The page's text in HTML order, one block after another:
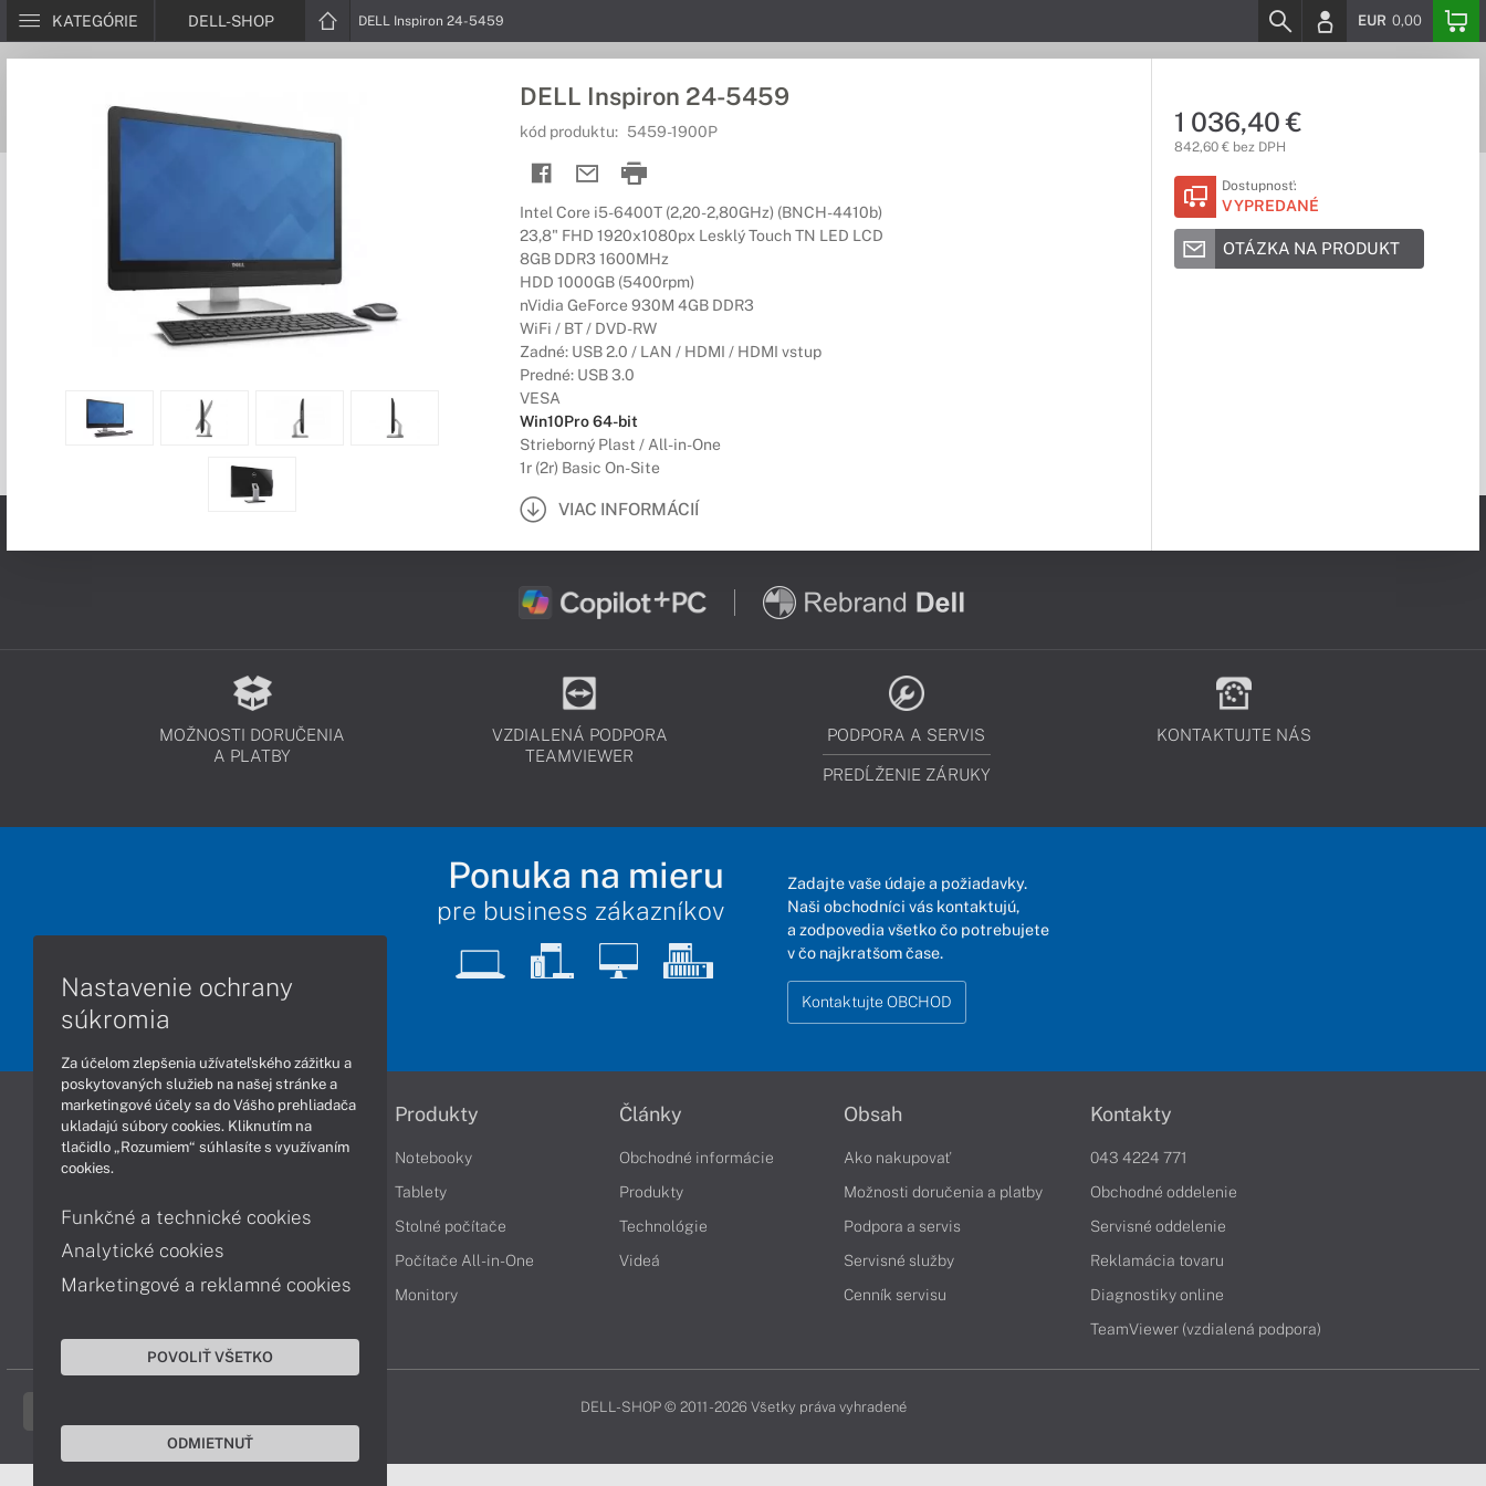
KATEGÓRIE DELL-SHOP DELL Inspiron 24-5459 EUR 0,00
DELL Inspiron 24-5459
kód produktu: 5459-1900P
Intel Core i5-6400T (2,20-2,80GHz) (BNCH-4410b)
23,8" FHD 1920x1080px Lesklý Touch TN LED LCD
8GB DDR3 1600MHz
HDD 1000GB (5400rpm)
nVidia GeForce 930M 4GB DDR3
WiFi / BT / DVD-RW
Zadné: USB 2.0 / LAN / HDMI / HDMI vstup
Predné: USB 3.0
VESA
Win10Pro 64-bit
Strieborný Plast / All-in-One
1r (2r) Basic On-Site
VIAC INFORMÁCIÍ
1 036,40 €
842,60 € bez DPH
Dostupnosť:
VYPREDANÉ
OTÁZKA NA PRODUKT
MOŽNOSTI DORUČENIA
A PLATBY
VZDIALENÁ PODPORA
TEAMVIEWER
PODPORA A SERVIS
PREDĹŽENIE ZÁRUKY
KONTAKTUJTE NÁS
Ponuka na mieru
pre business zákazníkov
Zadajte vaše údaje a požiadavky.
Naši obchodníci vás kontaktujú,
a zodpovedia všetko čo potrebujete
v čo najkratšom čase.
Kontaktujte OBCHOD
Informácie
Obchodné podmienky
Ochrana osobných údajov
Vrátenie tovaru
Vyhlásenie o prístupnosti
Produkty
Notebooky
Tablety
Stolné počítače
Počítače All-in-One
Monitory
Články
Obchodné informácie
Produkty
Technológie
Videá
Obsah
Ako nakupovať
Možnosti doručenia a platby
Podpora a servis
Servisné služby
Cenník servisu
Kontakty
043 4224 771
Obchodné oddelenie
Servisné oddelenie
Reklamácia tovaru
Diagnostiky online
TeamViewer (vzdialená podpora)
DELL-SHOP © 2011 - 2026 Všetky práva vyhradené
Nastavenie ochrany
súkromia
Za účelom zlepšenia užívateľského zážitku a
poskytovaných služieb na našej stránke a
marketingové účely sa do Vášho prehliadača
ukladajú súbory cookies. Kliknutím na
tlačidlo „Rozumiem“ súhlasíte s využívaním
cookies.
Funkčné a technické cookies
Analytické cookies
Marketingové a reklamné cookies
POVOLIŤ VŠETKO
ODMIETNUŤ